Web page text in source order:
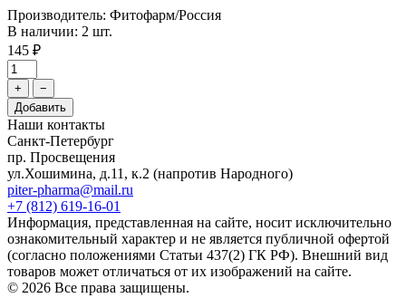
Производитель: Фитофарм/Россия
В наличии: 2 шт.
145 ₽
+
−
Добавить
Наши контакты
Санкт-Петербург
пр. Просвещения
ул.Хошимина, д.11, к.2 (напротив Народного)
piter-pharma@mail.ru
+7 (812) 619-16-01
Информация, представленная на сайте, носит исключительно
ознакомительный характер и не является публичной офертой
(согласно положениями Статьи 437(2) ГК РФ). Внешний вид
товаров может отличаться от их изображений на сайте.
© 2026 Все права защищены.